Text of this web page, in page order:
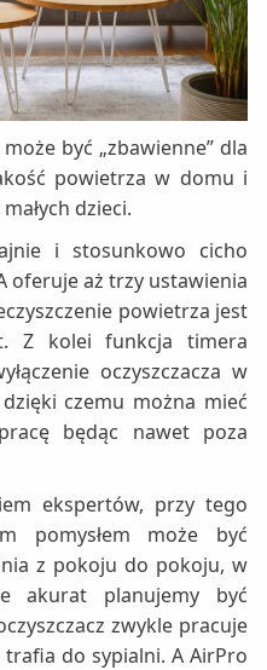
być „zbawienne” dla
powietrza w domu i
dzieci.
i stosunkowo cicho
oferuje aż trzy ustawienia
powietrza jest
Z kolei funkcja timera
oczyszczacza w
czemu można mieć
będąc nawet poza
ekspertów, przy tego
pomysłem może być
z pokoju do pokoju, w
akurat planujemy być
zwykle pracuje
do sypialni. A AirPro